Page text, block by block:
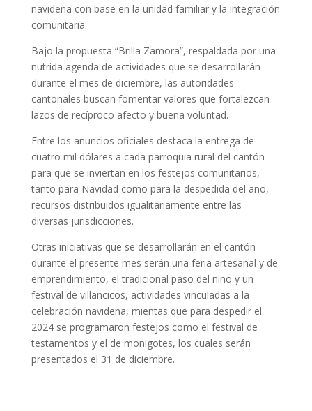
navideña con base en la unidad familiar y la integración
comunitaria.
Bajo la propuesta “Brilla Zamora”, respaldada por una
nutrida agenda de actividades que se desarrollarán
durante el mes de diciembre, las autoridades
cantonales buscan fomentar valores que fortalezcan
lazos de recíproco afecto y buena voluntad.
Entre los anuncios oficiales destaca la entrega de
cuatro mil dólares a cada parroquia rural del cantón
para que se inviertan en los festejos comunitarios,
tanto para Navidad como para la despedida del año,
recursos distribuidos igualitariamente entre las
diversas jurisdicciones.
Otras iniciativas que se desarrollarán en el cantón
durante el presente mes serán una feria artesanal y de
emprendimiento, el tradicional paso del niño y un
festival de villancicos, actividades vinculadas a la
celebración navideña, mientas que para despedir el
2024 se programaron festejos como el festival de
testamentos y el de monigotes, los cuales serán
presentados el 31 de diciembre.